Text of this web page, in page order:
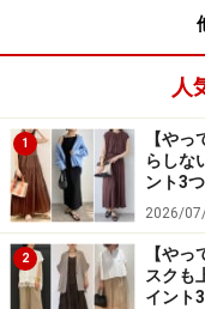
でも、EBUAUBE
トの形などを細か
ダーの価格でフル
めるのが、最大の魅
人
1
【や
らしな
ント3つ
2026/
2
【や
スクも
イント